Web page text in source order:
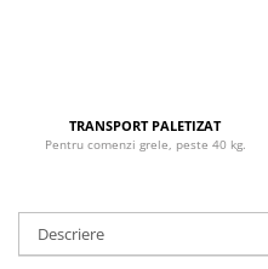
TRANSPORT PALETIZAT
Pentru comenzi grele, peste 40 kg.
Descriere